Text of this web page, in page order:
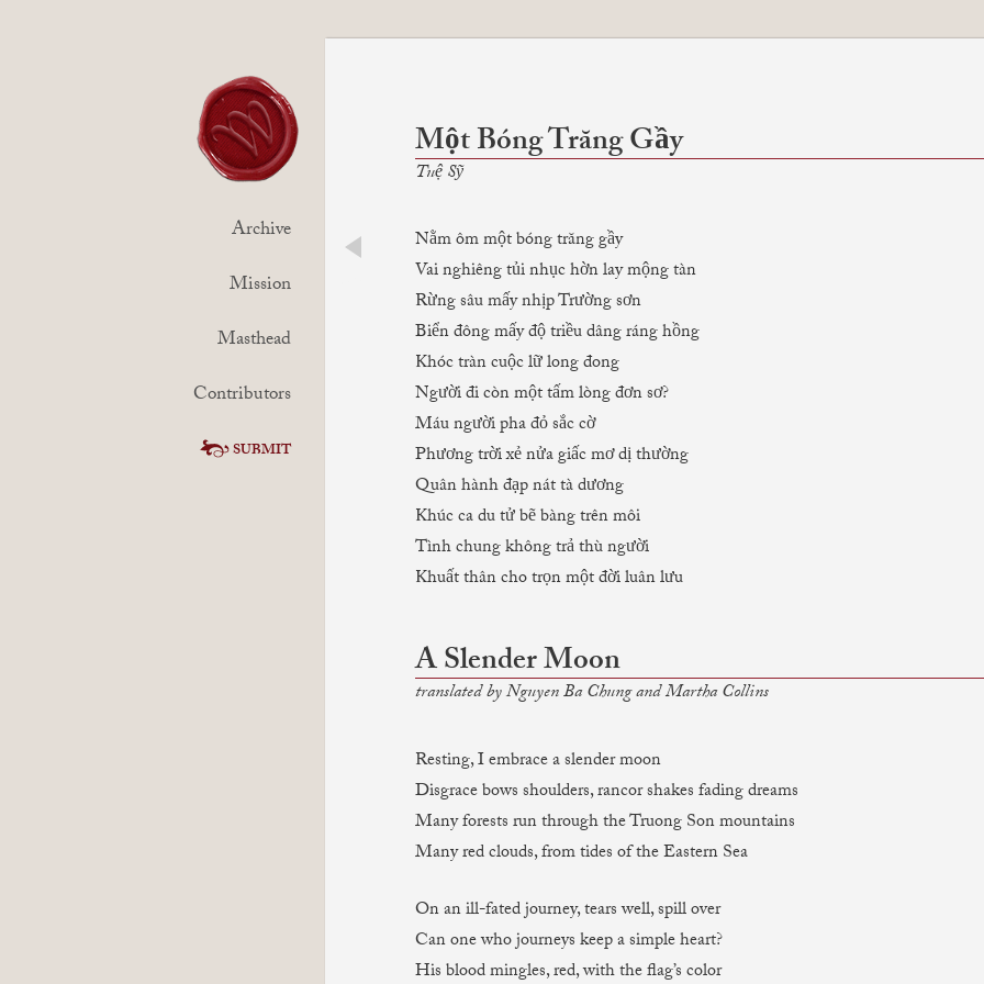
Archive
Mission
Masthead
Contributors
SUBMIT
Một Bóng Trăng Gầy
Tuệ Sỹ
Nằm ôm một bóng trăng gầy
Vai nghiêng tủi nhục hờn lay mộng tàn
Rừng sâu mấy nhịp Trường sơn
Biển đông mấy độ triều dâng ráng hồng
Khóc tràn cuộc lữ long đong
Người đi còn một tấm lòng đơn sơ?
Máu người pha đỏ sắc cờ
Phương trời xẻ nửa giấc mơ dị thường
Quân hành đạp nát tà dương
Khúc ca du tử bẽ bàng trên môi
Tình chung không trả thù người
Khuất thân cho trọn một đời luân lưu
A Slender Moon
translated by Nguyen Ba Chung and Martha Collins
Resting, I embrace a slender moon
Disgrace bows shoulders, rancor shakes fading dreams
Many forests run through the Truong Son mountains
Many red clouds, from tides of the Eastern Sea
On an ill-fated journey, tears well, spill over
Can one who journeys keep a simple heart?
His blood mingles, red, with the flag’s color